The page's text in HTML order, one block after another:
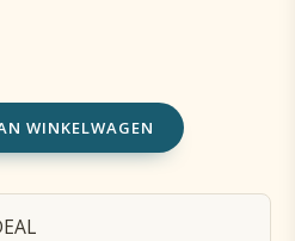
WINKELWAGEN